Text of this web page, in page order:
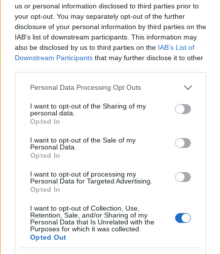
us or personal information disclosed to third parties prior to
your opt-out. You may separately opt-out of the further
disclosure of your personal information by third parties on the
IAB’s list of downstream participants. This information may
also be disclosed by us to third parties on the IAB’s List of
Downstream Participants that may further disclose it to other
Please note that this website/app uses one or more Google
not limited to your visit or usage behaviour. You may click to
grant or deny consent to Google and its third-party tags to
use your data for below specified purposes in below Google
consent section.
Personal Data Processing Opt Outs
I want to opt-out of the Sharing of my
personal data.
Opted In
I want to opt-out of the Sale of my
Personal Data.
Opted In
I want to opt-out of processing my
Personal Data for Targeted Advertising.
Opted In
I want to opt-out of Collection, Use,
Retention, Sale, and/or Sharing of my
Personal Data that Is Unrelated with the
Purposes for which it was collected.
Opted Out
A szélenergia lett a legolcsóbb
energia Európában
satie•2015. október 08.
Habár mintegy 30 éven belül a napenergiát várják
világszinten a legolcsóbbnak, jelenleg azonban a
szélenergia vált azzá. Több forrás, többek között a
Slashdot is beszámolt arról vezető hírügynökségek
alapján, hogy Európában, az Egyesült Királyságban
és a kontinens…
27% vízmegtakarítás Zaragozában
2014. augusztus 01.
(pl.: Guardian) be az ECODES most elkészült
jelentéséről, ami az elmúlt 15 éves vízmegtakarítási
programjáról számol be Spanyolország egyik
legjelentősebb nemzetközi kapcsolatokkal